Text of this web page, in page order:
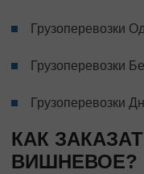
Грузоперевозки
Грузоперевозки
Грузоперевозки
КАК
ВИШНЕВОЕ?